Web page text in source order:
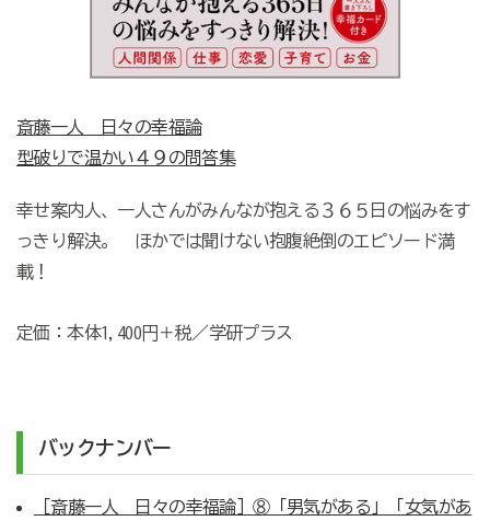
斎藤一人 日々の幸福論
型破りで温かい４９の問答集
幸せ案内人、一人さんがみんなが抱える３６５日の悩みをす
っきり解決。 ほかでは聞けない抱腹絶倒のエピソード満
載！
定価：本体1,400円＋税／学研プラス
バックナンバー
［斎藤一人 日々の幸福論］⑧「男気がある」「女気があ